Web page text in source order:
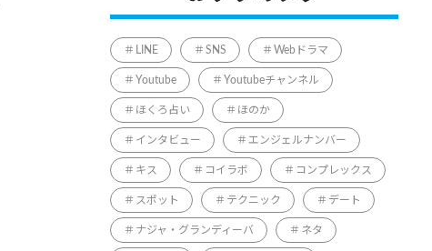
LINE SNS Webドラマ
Youtube Youtubeチャンネル
ほくろ占い ほのか
インタビュー エンジェルナンバー
キス コイラボ コンプレックス
スポット テクニック デート
ナジャ・グランディーバ ネタ